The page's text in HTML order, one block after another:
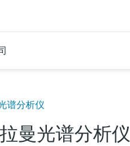
谱分析仪
曼光谱分析仪